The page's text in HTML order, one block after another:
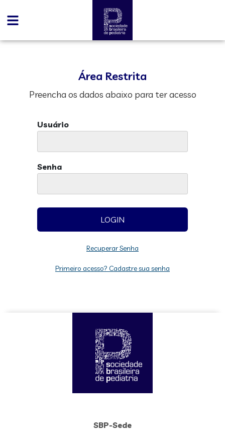
Área Restrita
Preencha os dados abaixo para ter acesso
Usuário
Senha
Recuperar Senha
Primeiro acesso? Cadastre sua senha
SBP-Sede